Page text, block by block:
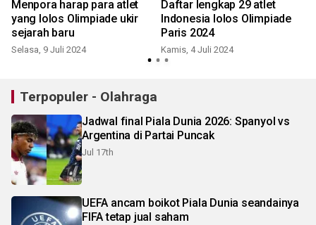
Menpora harap para atlet
yang lolos Olimpiade ukir
sejarah baru
Selasa, 9 Juli 2024
Daftar lengkap 29 atlet
Indonesia lolos Olimpiade
Paris 2024
Kamis, 4 Juli 2024
Terpopuler - Olahraga
Jadwal final Piala Dunia 2026: Spanyol vs
Argentina di Partai Puncak
Jul 17th
UEFA ancam boikot Piala Dunia seandainya
FIFA tetap jual saham